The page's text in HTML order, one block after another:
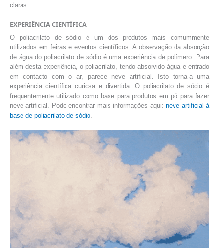
claras.
EXPERIÊNCIA CIENTÍFICA
O poliacrilato de sódio é um dos produtos mais comummente
utilizados em feiras e eventos científicos. A observação da absorção
de água do poliacrilato de sódio é uma experiência de polímero. Para
além desta experiência, o poliacrilato, tendo absorvido água e entrado
em contacto com o ar, parece neve artificial. Isto torna-a uma
experiência científica curiosa e divertida. O poliacrilato de sódio é
frequentemente utilizado como base para produtos em pó para fazer
neve artificial. Pode encontrar mais informações aqui:neve artificial à
base de poliacrilato de sódio